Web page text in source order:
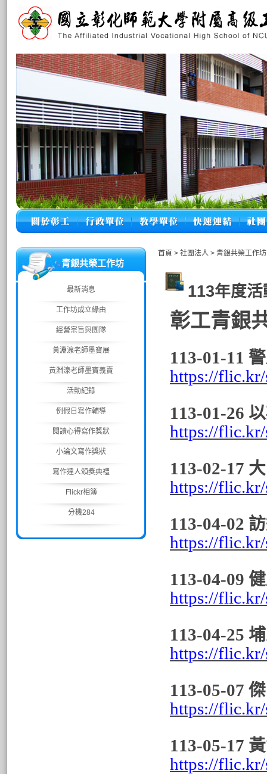
青銀共榮工作坊
最新消息
工作坊成立緣由
經營宗旨與團隊
黃淵湶老師墨寶展
黃淵湶老師墨寶義賣
活動紀錄
例假日寫作輔導
閱讀心得寫作獎狀
小論文寫作獎狀
寫作達人頒獎典禮
Flickr相簿
分機284
首頁 > 社團法人 > 青銀共榮工作坊
113年度
彰工青銀
113-01-11
https://
113-01-26
https://
113-02-17
https://
113-04-02
https://
113-04-09
https://
113-04-25
https://
113-05-07
https://
113-05-17
https://